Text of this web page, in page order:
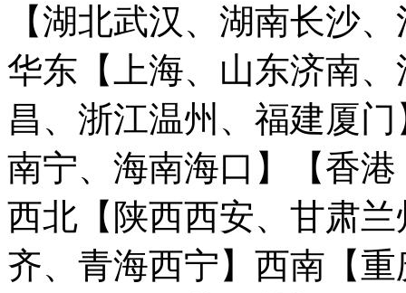
【湖北武汉、湖南长沙
华东【上海、山东济南
昌、浙江温州、福建厦门
南宁、海南海口】
【香
西北【陕西西安、甘肃
齐、青海西宁】 西南【